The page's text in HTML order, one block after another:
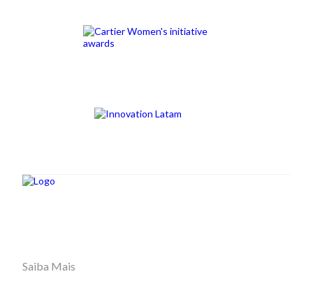
Saiba Mais